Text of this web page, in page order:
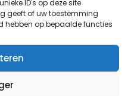
ID's op deze site
geeft of uw toestemming
hebben op bepaalde functies